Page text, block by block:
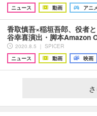
ニュース
動画 アニ
香取慎吾×稲垣吾郎、役者
谷幸喜演出・脚本Amazon
2020.8.5 ｜ SPICER
ニュース
動画 映画